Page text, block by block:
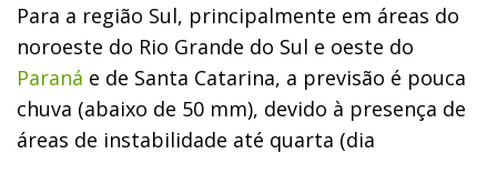
Para a região Sul, principalmente em áreas do
noroeste do Rio Grande do Sul e oeste do
Paraná e de Santa Catarina, a previsão é pouca
chuva (abaixo de 50 mm), devido à presença de
áreas de instabilidade até quarta (dia